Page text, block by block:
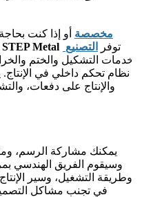
قطع CNC مخصصة
فإن شركة STEP Metal توفر